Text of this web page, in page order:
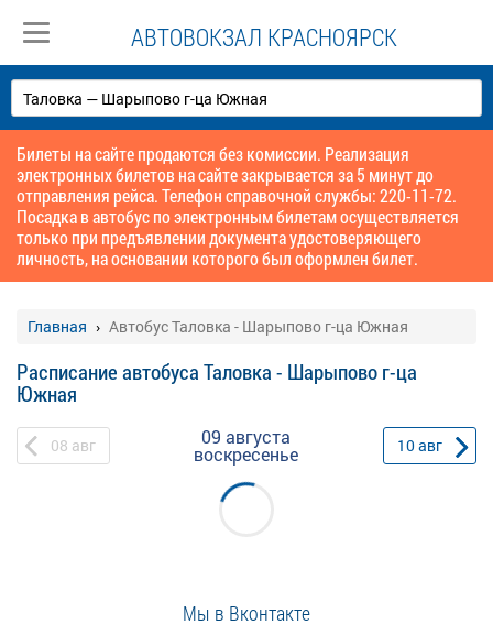
АВТОВОКЗАЛ КРАСНОЯРСК
Билеты на сайте продаются без комиссии. Реализация
электронных билетов на сайте закрывается за 5 минут до
отправления рейса. Телефон справочной службы: 220-11-72.
Посадка в автобус по электронным билетам осуществляется
только при предъявлении документа удостоверяющего
личность, на основании которого был оформлен билет.
Главная Автобус Таловка - Шарыпово г-ца Южная
Расписание автобуса Таловка - Шарыпово г-ца
Южная
08 авг 09 августа
воскресенье 10авг
Мы в Вконтакте